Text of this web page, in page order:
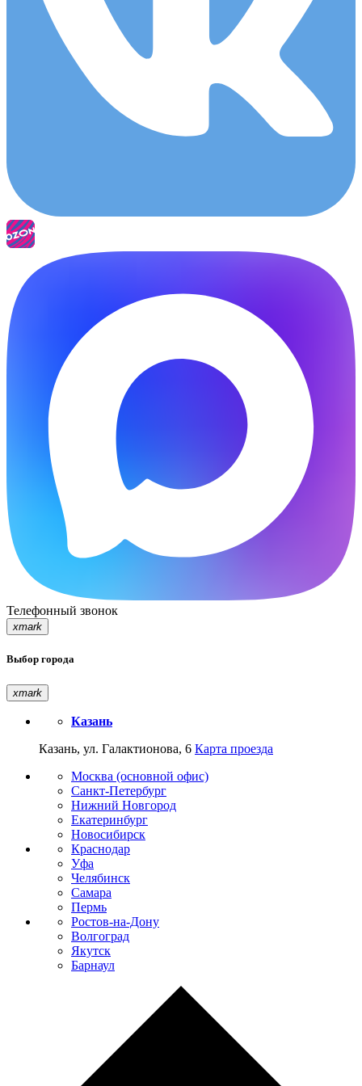
Телефонный звонок
xmark
Выбор города
xmark
Казань
Казань, ул. Галактионова, 6 Карта проезда
Москва (основной офис)
Санкт-Петербург
Нижний Новгород
Екатеринбург
Новосибирск
Краснодар
Уфа
Челябинск
Самара
Пермь
Ростов-на-Дону
Волгоград
Якутск
Барнаул